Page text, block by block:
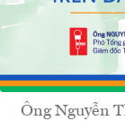
Ông Nguyễn